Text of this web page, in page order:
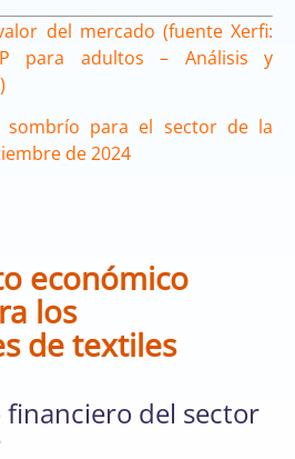
del mercado (fuente Xerfi:
para adultos – Análisis y
sombrío para el sector de la
de 2024
económico
los
de textiles
del sector